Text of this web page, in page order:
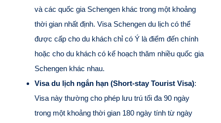
và các quốc gia Schengen khác trong một khoảng
thời gian nhất định. Visa Schengen du lịch có thể
được cấp cho du khách chỉ có Ý là điểm đến chính
hoặc cho du khách có kế hoạch thăm nhiều quốc gia
Schengen khác nhau.
Visa du lịch ngắn hạn (Short-stay Tourist Visa):
Visa này thường cho phép lưu trú tối đa 90 ngày
trong một khoảng thời gian 180 ngày tính từ ngày